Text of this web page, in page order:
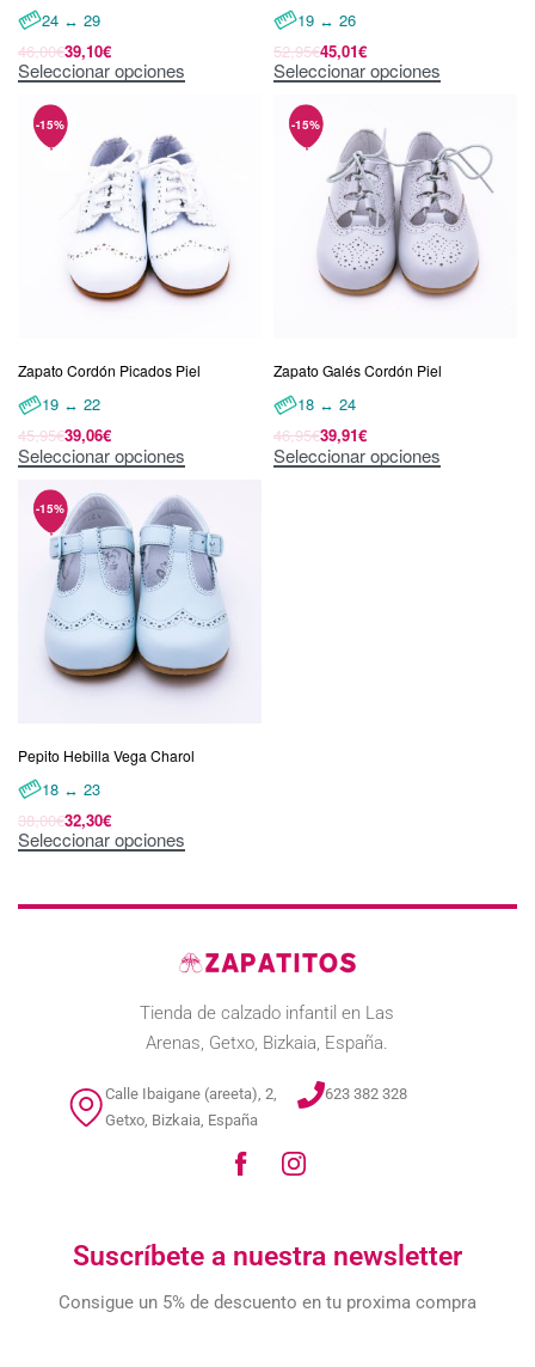
24 ↔ 29
46,00€39,10€
Seleccionar opciones
19 ↔ 26
52,95€45,01€
Seleccionar opciones
Zapato Cordón Picados Piel
19 ↔ 22
45,95€39,06€
Seleccionar opciones
Zapato Galés Cordón Piel
18 ↔ 24
46,95€39,91€
Seleccionar opciones
Pepito Hebilla Vega Charol
18 ↔ 23
38,00€32,30€
Seleccionar opciones
Tienda de calzado infantil en Las
Arenas, Getxo, Bizkaia, España.
Calle Ibaigane (areeta), 2,
Getxo, Bizkaia, España
623 382 328
Suscríbete a nuestra newsletter
Consigue un 5% de descuento en tu proxima compra